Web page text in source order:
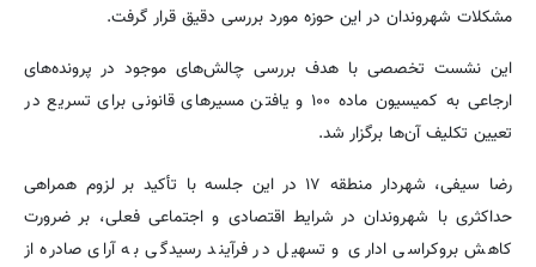
مشکلات شهروندان در این حوزه مورد بررسی دقیق قرار گرفت.
این نشست تخصصی با هدف بررسی چالش‌های موجود در پرونده‌های
ارجاعی به کمیسیون ماده ۱۰۰ و یافتن مسیرهای قانونی برای تسریع در
تعیین تکلیف آن‌ها برگزار شد.
رضا سیفی، شهردار منطقه ۱۷ در این جلسه با تأکید بر لزوم همراهی
حداکثری با شهروندان در شرایط اقتصادی و اجتماعی فعلی، بر ضرورت
کاهش بروکراسی اداری و تسهیل در فرآیند رسیدگی به آرای صادره از